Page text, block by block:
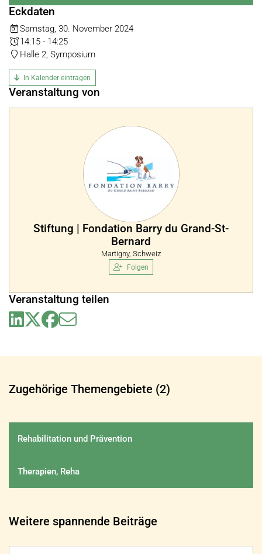
Eckdaten
Samstag, 30. November 2024
14:15 - 14:25
Halle 2, Symposium
In Kalender eintragen
Veranstaltung von
Stiftung | Fondation Barry du Grand-St-
Bernard
Martigny, Schweiz
Folgen
Veranstaltung teilen
Zugehörige Themengebiete (2)
Rehabilitation und Prävention
Therapien, Reha
Weitere spannende Beiträge